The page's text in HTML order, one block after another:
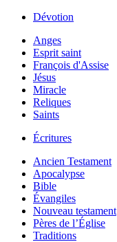
Dévotion
Anges
Esprit saint
François d'Assise
Jésus
Miracle
Reliques
Saints
Écritures
Ancien Testament
Apocalypse
Bible
Évangiles
Nouveau testament
Pères de l’Église
Traditions